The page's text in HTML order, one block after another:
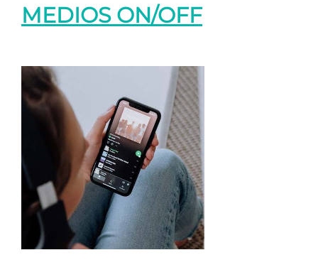
MEDIOS ON/OFF